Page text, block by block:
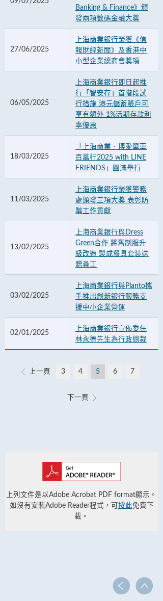
Banking & Finance》頒
發兩項數碼金融大獎
27/06/2025
上海商業銀行榮獲《信
報財經新聞》及香港中
小型企業總商會獎項
06/05/2025
上海商業銀行即日起推
行「智安存」首階段試
行措施 港元儲蓄賬戶可
享有額外 1%活期存款利
率優惠
18/03/2025
「上海商業．博愛單車
百萬行2025 with LINE
FRIENDS」圓滿舉行
11/03/2025
上海商業銀行榮獲警務
處頒發三項大獎 表彰防
騙工作貢獻
13/02/2025
上海商業銀行與Dress
Green合作 將舊制服升
級改造 製成餐具套裝送
贈員工
03/02/2025
上海商業銀行與Planto攜
手推出創新銀行服務支
援中小企業營運
02/01/2025
上海商業銀行宣佈委任
林永德先生為行政總裁
上一頁 3 4 5 6 7
下一頁
上列文件是以Adobe Acrobat PDF format顯示。
如沒有安裝Adobe Reader程式，可 按此免費下
載。